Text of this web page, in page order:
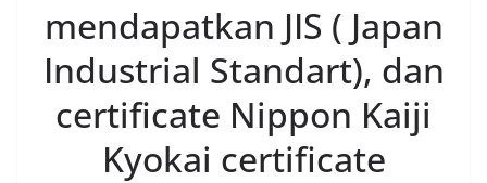
mendapatkan JIS ( Japan
Industrial Standart), dan
certificate Nippon Kaiji
Kyokai certificate